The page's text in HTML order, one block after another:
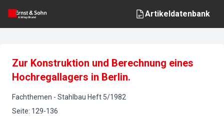
Artikeldatenbank
Zur Konstruktion und Berechnung eines
Hochregallagers in Berlin.
Fachthemen - Stahlbau Heft 5/1982
Seite: 129-136